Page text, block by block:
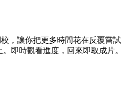
校，讓你把更多時間花在反覆嘗試
。即時觀看進度，回來即取成片。